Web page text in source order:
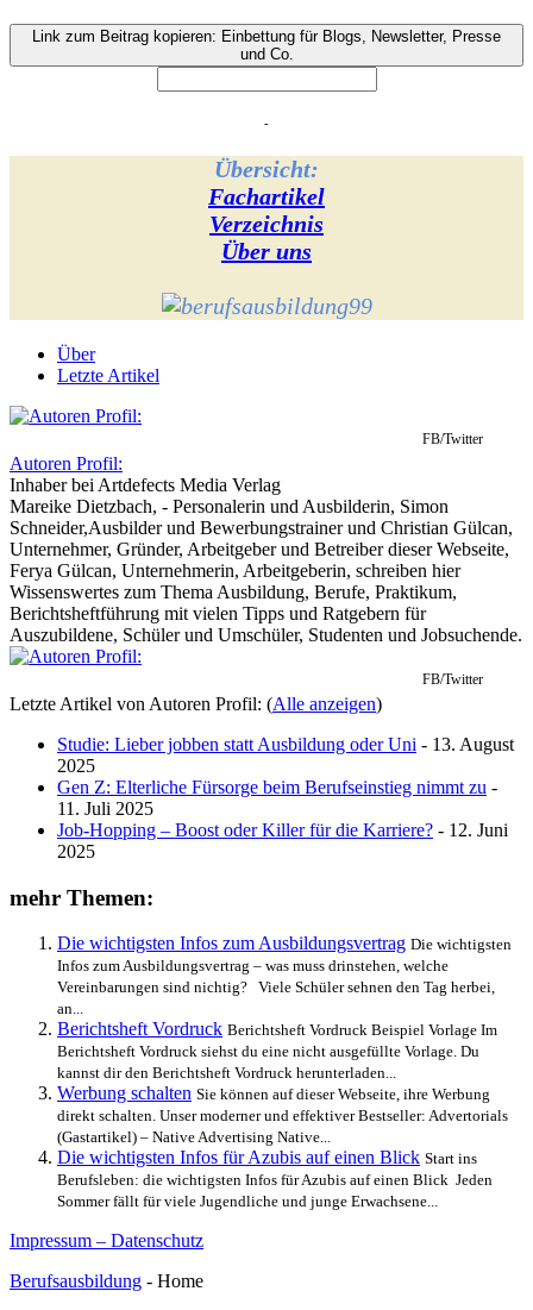
Link zum Beitrag kopieren: Einbettung für Blogs, Newsletter, Presse
und Co.
-
Übersicht:
Fachartikel
Verzeichnis
Über uns
Über
Letzte Artikel
FB/Twitter
Autoren Profil:
Inhaberbei Artdefects Media Verlag
Mareike Dietzbach, - Personalerin und Ausbilderin, Simon
Schneider,Ausbilder und Bewerbungstrainer und Christian Gülcan,
Unternehmer, Gründer, Arbeitgeber und Betreiber dieser Webseite,
Ferya Gülcan, Unternehmerin, Arbeitgeberin, schreiben hier
Wissenswertes zum Thema Ausbildung, Berufe, Praktikum,
Berichtsheftführung mit vielen Tipps und Ratgebern für
Auszubildene, Schüler und Umschüler, Studenten und Jobsuchende.
FB/Twitter
Letzte Artikel von Autoren Profil: (Alle anzeigen)
Studie: Lieber jobben statt Ausbildung oder Uni - 13. August
2025
Gen Z: Elterliche Fürsorge beim Berufseinstieg nimmt zu -
11. Juli 2025
Job-Hopping – Boost oder Killer für die Karriere? - 12. Juni
2025
mehr Themen:
Die wichtigsten Infos zum Ausbildungsvertrag Die wichtigsten
Infos zum Ausbildungsvertrag – was muss drinstehen, welche
Vereinbarungen sind nichtig? Viele Schüler sehnen den Tag herbei,
an...
Berichtsheft Vordruck Berichtsheft Vordruck Beispiel Vorlage Im
Berichtsheft Vordruck siehst du eine nicht ausgefüllte Vorlage. Du
kannst dir den Berichtsheft Vordruck herunterladen...
Werbung schalten Sie können auf dieser Webseite, ihre Werbung
direkt schalten. Unser moderner und effektiver Bestseller: Advertorials
(Gastartikel) – Native Advertising Native...
Die wichtigsten Infos für Azubis auf einen Blick Start ins
Berufsleben: die wichtigsten Infos für Azubis auf einen Blick Jeden
Sommer fällt für viele Jugendliche und junge Erwachsene...
Impressum – Datenschutz
Berufsausbildung - Home